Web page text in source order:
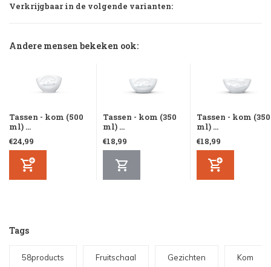
Verkrijgbaar in de volgende varianten:
Andere mensen bekeken ook:
Tassen - kom (500
ml) ...
€24,99
Tassen - kom (350
ml) ...
€18,99
Tassen - kom (350
ml) ...
€18,99
Tags
58products Fruitschaal Gezichten Kom